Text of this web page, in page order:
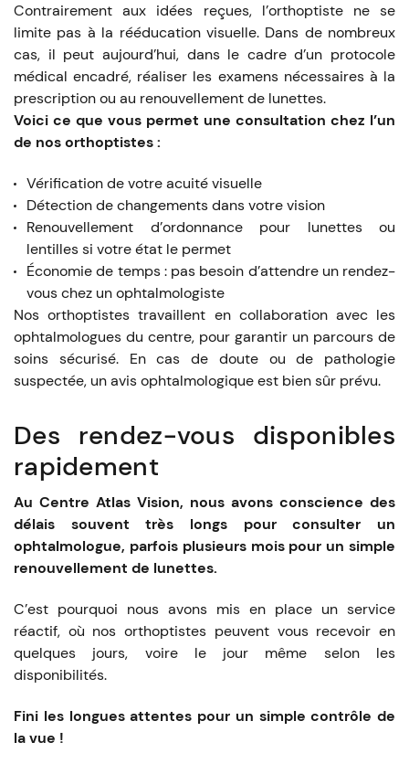
Contrairement aux idées reçues, l’orthoptiste ne se
limite pas à la rééducation visuelle. Dans de nombreux
cas, il peut aujourd’hui, dans le cadre d’un protocole
médical encadré, réaliser les examens nécessaires à la
prescription ou au renouvellement de lunettes.
Voici ce que vous permet une consultation chez l’un
de nos orthoptistes :
Vérification de votre acuité visuelle
Détection de changements dans votre vision
Renouvellement d’ordonnance pour lunettes ou
lentilles si votre état le permet
Économie de temps : pas besoin d’attendre un rendez-
vous chez un ophtalmologiste
Nos orthoptistes travaillent en collaboration avec les
ophtalmologues du centre, pour garantir un parcours de
soins sécurisé. En cas de doute ou de pathologie
suspectée, un avis ophtalmologique est bien sûr prévu.
Des rendez-vous disponibles
rapidement
Au Centre Atlas Vision, nous avons conscience des
délais souvent très longs pour consulter un
ophtalmologue, parfois plusieurs mois pour un simple
renouvellement de lunettes.
C’est pourquoi nous avons mis en place un service
réactif, où nos orthoptistes peuvent vous recevoir en
quelques jours, voire le jour même selon les
disponibilités.
Fini les longues attentes pour un simple contrôle de
la vue !